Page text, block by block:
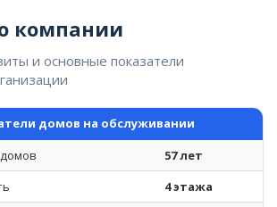
компании
и основные показатели
домов на обслуживании
57 лет
4 этажа